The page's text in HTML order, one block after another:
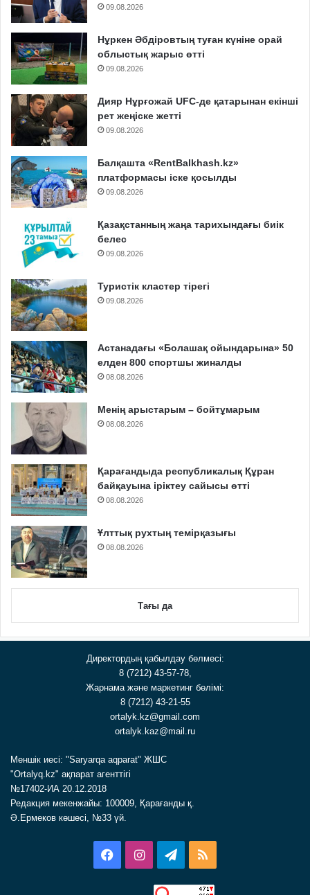
09.08.2026
Нұркен Әбдіровтың туған күніне орай
облыстық жарыс өтті
09.08.2026
Дияр Нұрғожай UFC-де қатарынан екінші
рет жеңіске жетті
09.08.2026
Балқашта «RentBalkhash.kz»
платформасы іске қосылды
09.08.2026
Қазақстанның жаңа тарихындағы биік
белес
09.08.2026
Туристік кластер тірегі
09.08.2026
Астанадағы «Болашақ ойындарына» 50
елден 800 спортшы жиналды
08.08.2026
Менің арыстарым – бойтұмарым
08.08.2026
Қарағандыда республикалық Құран
байқауына іріктеу сайысы өтті
08.08.2026
Ұлттық рухтың темірқазығы
08.08.2026
Тағы да
Директордың қабылдау бөлмесі:
8 (7212) 43-57-78,
Жарнама және маркетинг бөлімі:
8 (7212) 43-21-55
ortalyk.kz@gmail.com
ortalyk.kaz@mail.ru
Меншік иесі: "Saryarqa aqparat" ЖШС
"Ortalyq.kz" ақпарат агенттігі
№17402-ИА 20.12.2018
Редакция мекенжайы: 100009, Қарағанды қ.
Ә.Ермеков көшесі, №33 үй.
FacebookInstagramTelegram